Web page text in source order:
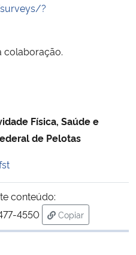
Humanos
?
colaboração.
Física, Saúde e
de Pelotas
conteúdo:
4550
Copiar
para área de